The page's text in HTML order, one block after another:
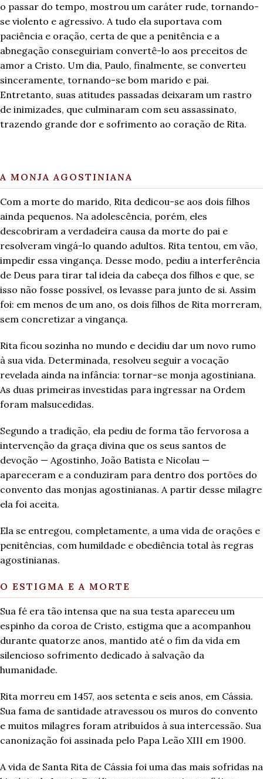
o passar do tempo, mostrou um caráter rude, tornando-
se violento e agressivo. A tudo ela suportava com
paciência e oração, certa de que a penitência e a
abnegação conseguiriam convertê-lo aos preceitos de
amor a Cristo. Um dia, Paulo, finalmente, se converteu
sinceramente, tornando-se bom marido e pai.
Entretanto, suas atitudes passadas deixaram um rastro
de inimizades, que culminaram com seu assassinato,
trazendo grande dor e sofrimento ao coração de Rita.
A MONJA AGOSTINIANA
Com a morte do marido, Rita dedicou-se aos dois filhos
ainda pequenos. Na adolescência, porém, eles
descobriram a verdadeira causa da morte do pai e
resolveram vingá-lo quando adultos. Rita tentou, em vão,
impedir essa vingança. Desse modo, pediu a interferência
de Deus para tirar tal ideia da cabeça dos filhos e que, se
isso não fosse possível, os levasse para junto de si. Assim
foi: em menos de um ano, os dois filhos de Rita morreram,
sem concretizar a vingança.
Rita ficou sozinha no mundo e decidiu dar um novo rumo
à sua vida. Determinada, resolveu seguir a vocação
revelada ainda na infância: tornar-se monja agostiniana.
As duas primeiras investidas para ingressar na Ordem
foram malsucedidas.
Segundo a tradição, ela pediu de forma tão fervorosa a
intervenção da graça divina que os seus santos de
devoção — Agostinho, João Batista e Nicolau —
apareceram e a conduziram para dentro dos portões do
convento das monjas agostinianas. A partir desse milagre
ela foi aceita.
Ela se entregou, completamente, a uma vida de orações e
penitências, com humildade e obediência total às regras
agostinianas.
O ESTIGMA E A MORTE
Sua fé era tão intensa que na sua testa apareceu um
espinho da coroa de Cristo, estigma que a acompanhou
durante quatorze anos, mantido até o fim da vida em
silencioso sofrimento dedicado à salvação da
humanidade.
Rita morreu em 1457, aos setenta e seis anos, em Cássia.
Sua fama de santidade atravessou os muros do convento
e muitos milagres foram atribuídos à sua intercessão. Sua
canonização foi assinada pelo Papa Leão XIII em 1900.
A vida de Santa Rita de Cássia foi uma das mais sofridas na